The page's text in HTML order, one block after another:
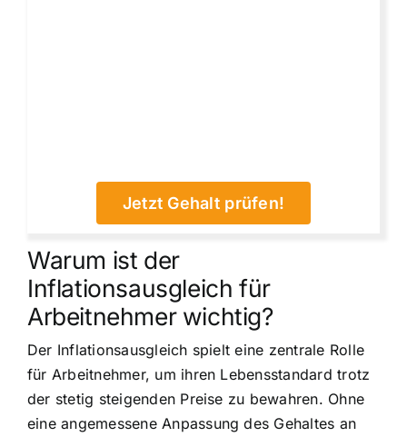
Jetzt Gehalt prüfen!
Warum ist der
Inflationsausgleich für
Arbeitnehmer wichtig?
Der Inflationsausgleich spielt eine zentrale Rolle
für Arbeitnehmer, um ihren Lebensstandard trotz
der stetig steigenden Preise zu bewahren. Ohne
eine angemessene Anpassung des Gehaltes an